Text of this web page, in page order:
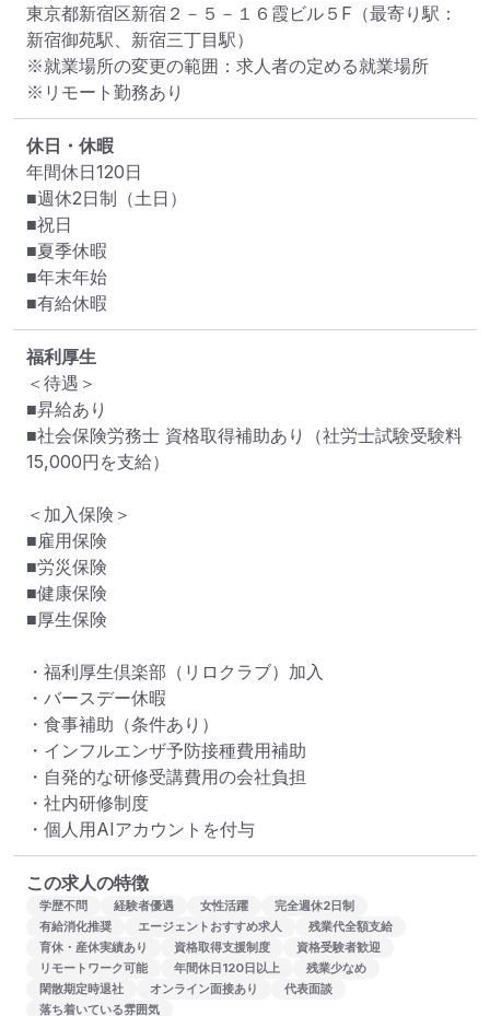
東京都新宿区新宿２－５－１６霞ビル５F （最寄り駅：
新宿御苑駅、新宿三丁目駅）
※就業場所の変更の範囲：求人者の定める就業場所
※リモート勤務あり
休日・休暇
年間休日120日
■週休2日制（土日）
■祝日
■夏季休暇
■年末年始
■有給休暇
福利厚生
＜待遇＞
■昇給あり
■社会保険労務士 資格取得補助あり（社労士試験受験料
15,000円を支給）
＜加入保険＞
■雇用保険
■労災保険
■健康保険
■厚生保険
・福利厚生倶楽部（リロクラブ）加入
・バースデー休暇
・食事補助（条件あり）
・インフルエンザ予防接種費用補助
・自発的な研修受講費用の会社負担
・社内研修制度
・個人用AIアカウントを付与
この求人の特徴
学歴不問 経験者優遇 女性活躍
完全週休2日制
有給消化推奨
エージェントおすすめ求人
残業代全額支給
育休・産休実績あり
資格取得支援制度
資格受験者歓迎
リモートワーク可能
年間休日120日以上
残業少なめ
閑散期定時退社
オンライン面接あり
代表面談
落ち着いている雰囲気